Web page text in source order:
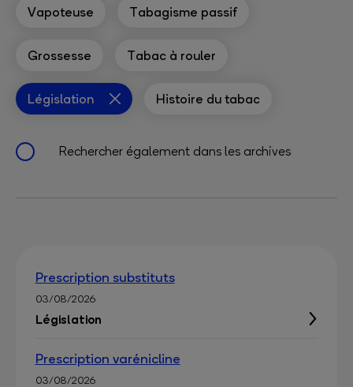
Vapoteuse Tabagisme passif
Grossesse Tabac à rouler
Législation Histoire du tabac
Rechercher également dans les archives
Prescription substituts
03/08/2026
Législation
Prescription varénicline
03/08/2026